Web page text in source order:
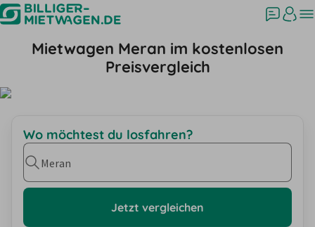
Mietwagen Meran im kostenlosen
Preisvergleich
Wo möchtest du losfahren?
Meran
Jetzt vergleichen